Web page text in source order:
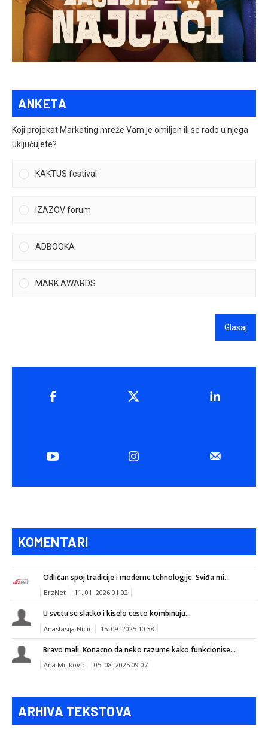
ANKETA
Koji projekat Marketing mreže Vam je omiljen ili se rado u njega
uključujete?
KAKTUS festival
IZAZOV forum
ADBOOKA
MARK AWARDS
Glasaj
KOMENTARI
Odličan spoj tradicije i moderne tehnologije. Sviđa mi...
BrzNet 11. 01. 2026 01:02
U svetu se slatko i kiselo cesto kombinuju...
Anastasija Nicic 15. 09. 2025 10:38
Bravo mali. Konacno da neko razume kako funkcionise...
Ana Miljkovic 05. 08. 2025 09:07
ARHIVA TEKSTOVA